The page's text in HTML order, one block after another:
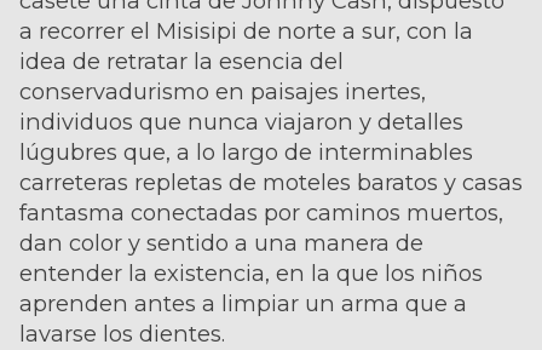
a recorrer el Misisipi de norte a sur, con la
idea de retratar la esencia del
conservadurismo en paisajes inertes,
individuos que nunca viajaron y detalles
lúgubres que, a lo largo de interminables
carreteras repletas de moteles baratos y casas
fantasma conectadas por caminos muertos,
dan color y sentido a una manera de
entender la existencia, en la que los niños
aprenden antes a limpiar un arma que a
lavarse los dientes.